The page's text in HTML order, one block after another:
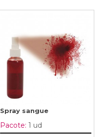
Spray sangue
Pacote: 1 ud